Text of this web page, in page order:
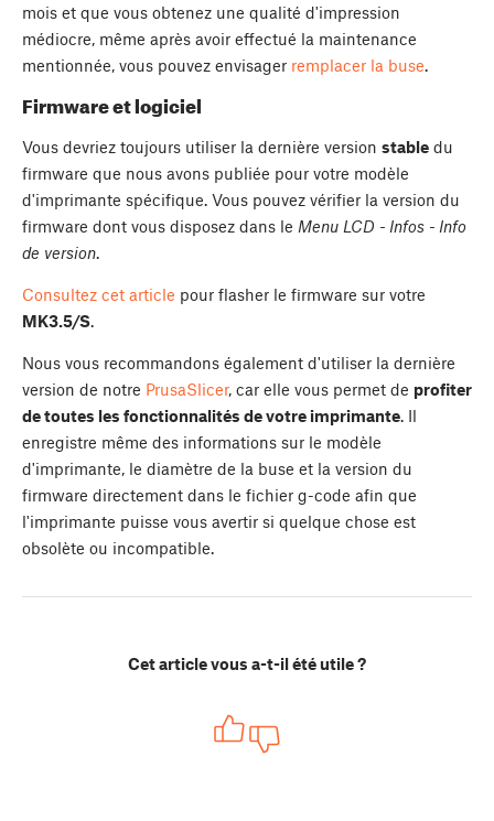
mois et que vous obtenez une qualité d'impression
médiocre, même après avoir effectué la maintenance
mentionnée, vous pouvez envisager remplacer la buse.
Firmware et logiciel
Vous devriez toujours utiliser la dernière version stable du
firmware que nous avons publiée pour votre modèle
d'imprimante spécifique. Vous pouvez vérifier la version du
firmware dont vous disposez dans le Menu LCD - Infos - Info
de version.
Consultez cet article pour flasher le firmware sur votre
MK3.5/S.
Nous vous recommandons également d'utiliser la dernière
version de notre PrusaSlicer, car elle vous permet de profiter
de toutes les fonctionnalités de votre imprimante. Il
enregistre même des informations sur le modèle
d'imprimante, le diamètre de la buse et la version du
firmware directement dans le fichier g-code afin que
l'imprimante puisse vous avertir si quelque chose est
obsolète ou incompatible.
Cet article vous a-t-il été utile ?